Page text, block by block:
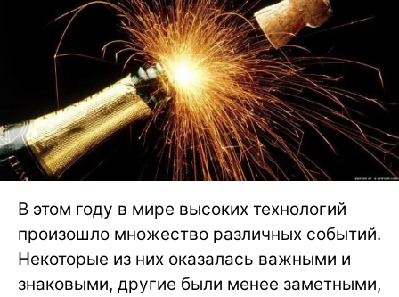
В этом году в мире высоких технологий
произошло множество различных событий.
Некоторые из них оказалась важными и
знаковыми, другие были менее заметными,